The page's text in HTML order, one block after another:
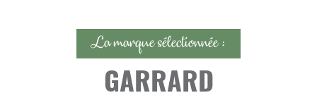
La marque sélectionnée :
GARRARD